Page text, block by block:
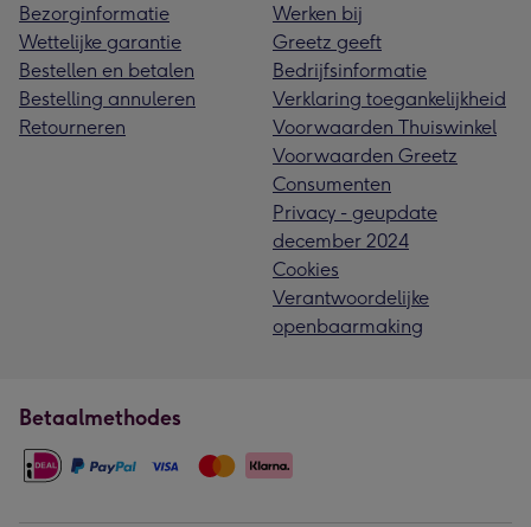
Bezorginformatie
Wettelijke garantie
Bestellen en betalen
Bestelling annuleren
Retourneren
Werken bij
Greetz geeft
Bedrijfsinformatie
Verklaring toegankelijkheid
Voorwaarden Thuiswinkel
Voorwaarden Greetz
Consumenten
Privacy - geupdate
december 2024
Cookies
Verantwoordelijke
openbaarmaking
Betaalmethodes